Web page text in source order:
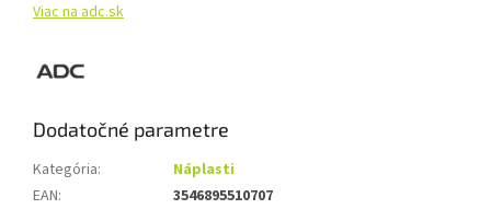
Viac na adc.sk
Dodatočné parametre
Kategória:
Náplasti
EAN:
3546895510707